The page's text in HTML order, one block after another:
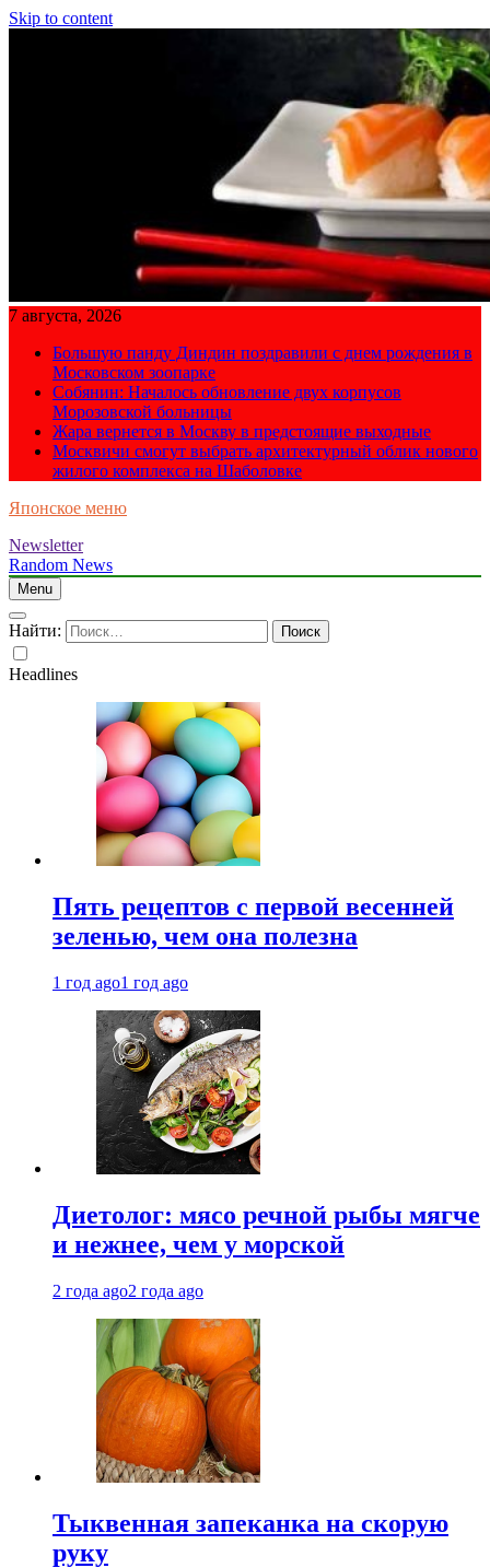
Skip to content
7 августа, 2026
Большую панду Диндин поздравили с днем рождения в
Московском зоопарке
Собянин: Началось обновление двух корпусов
Морозовской больницы
Жара вернется в Москву в предстоящие выходные
Москвичи смогут выбрать архитектурный облик нового
жилого комплекса на Шаболовке
Японское меню
Newsletter
Random News
Menu
Найти:
Headlines
Пять рецептов с первой весенней
зеленью, чем она полезна
1 год ago1 год ago
Диетолог: мясо речной рыбы мягче
и нежнее, чем у морской
2 года ago2 года ago
Тыквенная запеканка на скорую
руку